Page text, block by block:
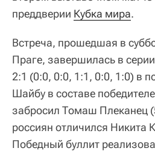
преддверии Кубка мира.
Встреча, прошедшая в
Праге, завершилась в
2:1 (0:0, 0:0, 1:1, 0:0, 1:0) в
Шайбу в составе
забросил Томаш Плеканец
россиян отличился Никита
Победный буллит